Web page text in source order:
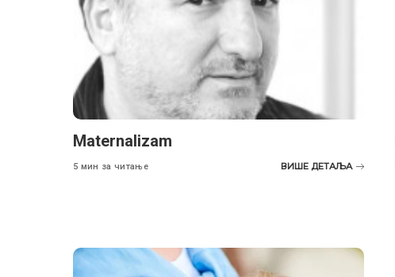
Maternalizam
5 мин за читање ВИШЕ ДЕТАЉА